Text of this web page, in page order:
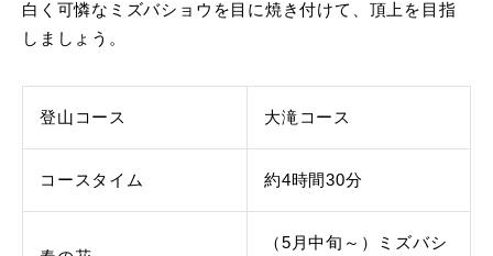
白く可憐なミズバショウを目に焼き付けて、頂上を目指
しましょう。
登山コース 大滝コース
コースタイム 約4時間30分
（5月中旬～）ミズバシ